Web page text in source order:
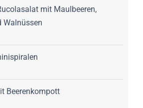
mit Maulbeeren,
Walnüssen
Beerenkompott